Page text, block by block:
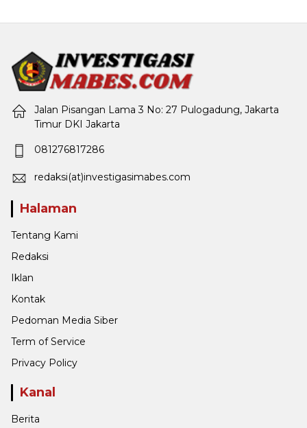
Jalan Pisangan Lama 3 No: 27 Pulogadung, Jakarta
Timur DKI Jakarta
081276817286
redaksi(at)investigasimabes.com
Halaman
Tentang Kami
Redaksi
Iklan
Kontak
Pedoman Media Siber
Term of Service
Privacy Policy
Kanal
Berita